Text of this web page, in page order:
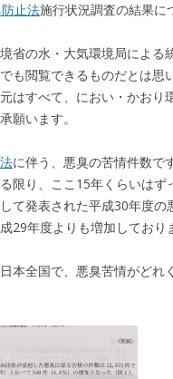
止法施行状況調査の結果に
省の水・大気環境局による
も閲覧できるものだとは思
はすべて、におい・かおり
願います。
に伴う、悪臭の苦情件数です
限り、ここ15年くらいはず
て発表された平成30年度の
29年度よりも増加しており
本全国で、悪臭苦情がどれ